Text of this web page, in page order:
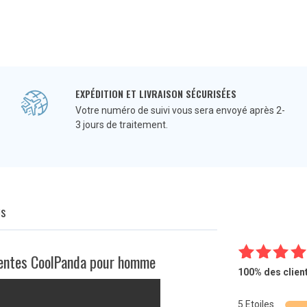
EXPÉDITION ET LIVRAISON SÉCURISÉES
Votre numéro de suivi vous sera envoyé après 2-
3 jours de traitement.
s
CoolPanda pour homme Noté
4.88
8
100% des
5 Etoiles